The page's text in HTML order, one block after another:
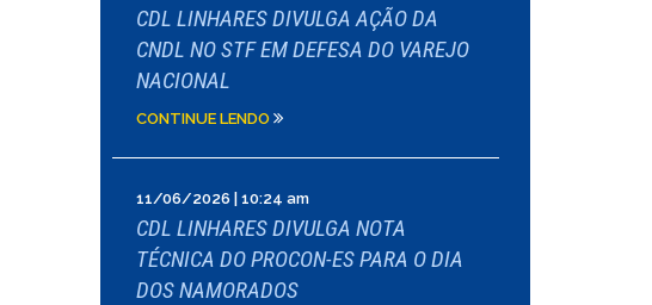
CDL LINHARES DIVULGA AÇÃO DA
CNDL NO STF EM DEFESA DO VAREJO
NACIONAL
CONTINUE LENDO
11/06/2026 | 10:24 am
CDL LINHARES DIVULGA NOTA
TÉCNICA DO PROCON-ES PARA O DIA
DOS NAMORADOS